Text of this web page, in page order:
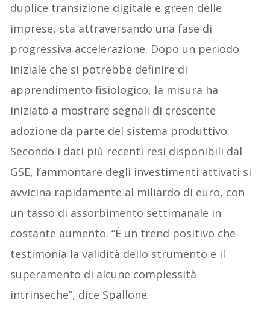
duplice transizione digitale e green delle
imprese, sta attraversando una fase di
progressiva accelerazione. Dopo un periodo
iniziale che si potrebbe definire di
apprendimento fisiologico, la misura ha
iniziato a mostrare segnali di crescente
adozione da parte del sistema produttivo.
Secondo i dati più recenti resi disponibili dal
GSE, l’ammontare degli investimenti attivati si
avvicina rapidamente al miliardo di euro, con
un tasso di assorbimento settimanale in
costante aumento. “È un trend positivo che
testimonia la validità dello strumento e il
superamento di alcune complessità
intrinseche”, dice Spallone.